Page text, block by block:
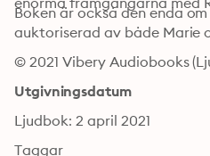
Boken är också den enda
auktoriserad av både Marie
© 2021 Vibery Audiobooks
Utgivningsdatum
Ljudbok: 2 april 2021
Taggar